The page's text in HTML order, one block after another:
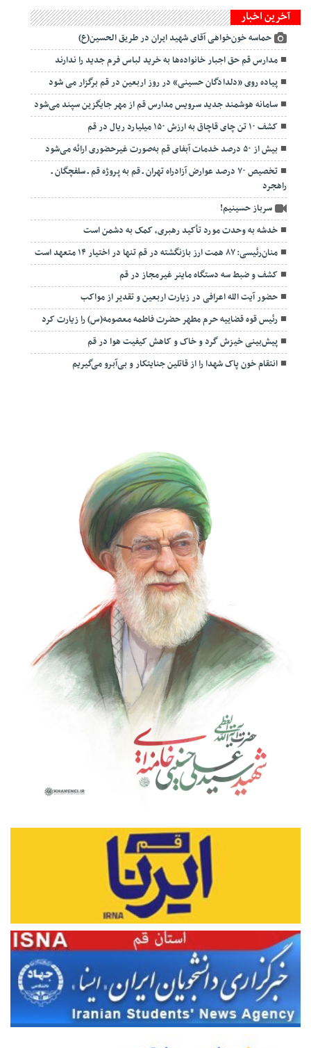
آخرین اخبار
حماسه خون‌خواهی آقای شهید ایران در طریق الحسین(ع)
مدارس قم حق اجبار خانواده‌ها به خرید لباس فرم جدید را ندارند
پیاده روی «دلدادگان حسینی» در روز اربعین در قم برگزار می شود
سامانه هوشمند جدید سرویس مدارس قم از مهر جایگزین سپند می‌شود
کشف ۱۰ تن چای قاچاق به ارزش ۱۵۰ میلیارد ریال در قم
بیش از ۵۰ درصد خدمات آبفای قم به‌صورت غیرحضوری ارائه می‌شود
تخصیص ۷۰ درصد عوارض آزادراه تهران ـ قم به پروژه قم ـ سلفچگان ـ
راهجرد
سرباز حسینیم!
خدشه به وحدت مورد تأکید رهبری، کمک به دشمن است
منان‌رئیسی: ۸۷ همت ارز بازنگشته در قم تنها در اختیار ۱۴ متعهد است
کشف و ضبط سه دستگاه ماینر غیرمجاز در قم
حضور آیت الله اعرافی در زیارت اربعین و تقدیر از مواکب
رئیس قوه قضاییه حرم مطهر حضرت فاطمه معصومه(س) را زیارت کرد
پیش‌بینی خیزش گرد و خاک و کاهش کیفیت هوا در قم
انتقام خون پاک شهدا را از قاتلین جنایتکار و بی‌آبرو می‌گیریم